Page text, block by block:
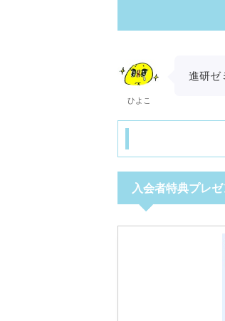
ひよこ
進研ゼ
入会者特典プレ